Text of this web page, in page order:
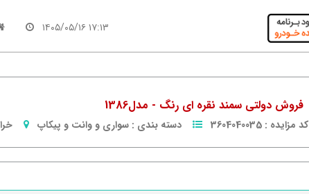
۱۷:۱۳ ۱۴۰۵/۰۵/۱۶
فروش دولتی سمند نقره ای رنگ - مدل1386
کد مزایده : 3604040035 دسته بندی : سواری و وانت و پیکاپ